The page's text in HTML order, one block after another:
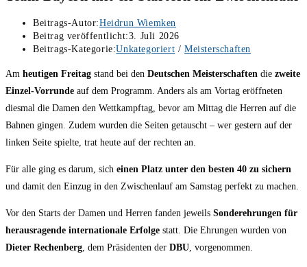
Beitrags-Autor:Heidrun Wiemken
Beitrag veröffentlicht:3. Juli 2026
Beitrags-Kategorie:Unkategoriert / Meisterschaften
Am heutigen Freitag stand bei den Deutschen Meisterschaften die zweite
Einzel-Vorrunde auf dem Programm. Anders als am Vortag eröffneten
diesmal die Damen den Wettkampftag, bevor am Mittag die Herren auf die
Bahnen gingen. Zudem wurden die Seiten getauscht – wer gestern auf der
linken Seite spielte, trat heute auf der rechten an.
Für alle ging es darum, sich einen Platz unter den besten 40 zu sichern
und damit den Einzug in den Zwischenlauf am Samstag perfekt zu machen.
Vor den Starts der Damen und Herren fanden jeweils Sonderehrungen für
herausragende internationale Erfolge statt. Die Ehrungen wurden von
Dieter Rechenberg, dem Präsidenten der DBU, vorgenommen.